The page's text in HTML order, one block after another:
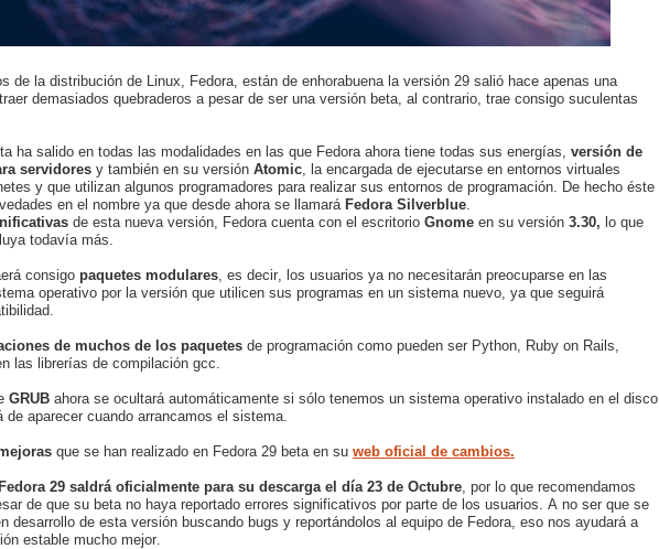
de la distribución de Linux, Fedora, están de enhorabuena la versión 29 salió hace apenas una
demasiados quebraderos a pesar de ser una versión beta, al contrario, trae consigo suculentas
ha salido en todas las modalidades en las que Fedora ahora tiene todas sus energías, versión de
servidores y también en su versión Atomic , la encargada de ejecutarse en entornos virtuales
y que utilizan algunos programadores para realizar sus entornos de programación. De hecho éste
en el nombre ya que desde ahora se llamará Fedora Silverblue
de esta nueva versión, Fedora cuenta con el escritorio Gnome en su versión 3.30, lo que
todavía más.
consigo paquetes modulares , es decir, los usuarios ya no necesitarán preocuparse en las
operativo por la versión que utilicen sus programas en un sistema nuevo, ya que seguirá
de muchos de los paquetes de programación como pueden ser Python, Ruby on Rails,
las librerías de compilación gcc.
GRUB ahora se ocultará automáticamente si sólo tenemos un sistema operativo instalado en el disco
de aparecer cuando arrancamos el sistema.
que se han realizado en Fedora 29 beta en su web oficial de cambios.
29 saldrá oficialmente para su descarga el día 23 de Octubre , por lo que recomendamos
de que su beta no haya reportado errores significativos por parte de los usuarios. A no ser que se
desarrollo de esta versión buscando bugs y reportándolos al equipo de Fedora, eso nos ayudará a
estable mucho mejor.